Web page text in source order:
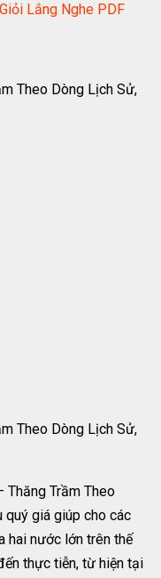
Lắng Nghe PDF
Theo Dòng Lịch Sử,
Theo Dòng Lịch Sử,
Thăng Trầm Theo
quý giá giúp cho các
hai nước lớn trên thế
thực tiễn, từ hiện tại